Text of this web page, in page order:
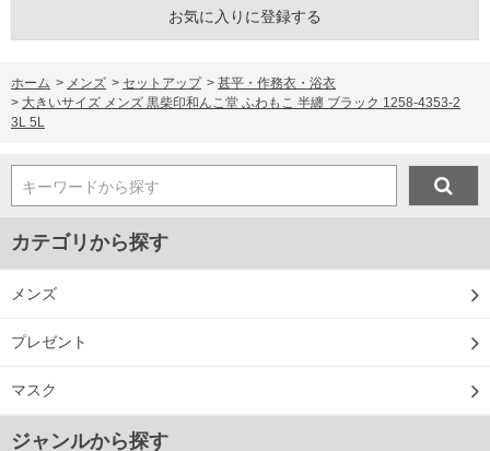
お気に入りに登録する
ホーム > メンズ > セットアップ > 甚平・作務衣・浴衣
> 大きいサイズ メンズ 黒柴印和んこ堂 ふわもこ 半纏 ブラック 1258-4353-2
3L 5L
キーワードから探す
カテゴリから探す
メンズ
プレゼント
マスク
ジャンルから探す